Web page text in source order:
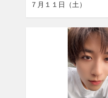
７月１１日（土）